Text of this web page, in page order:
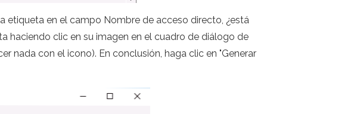
etiqueta en el campo Nombre de acceso directo, ¿está
haciendo clic en su imagen en el cuadro de diálogo de
nada con el icono). En conclusión, haga clic en "Generar